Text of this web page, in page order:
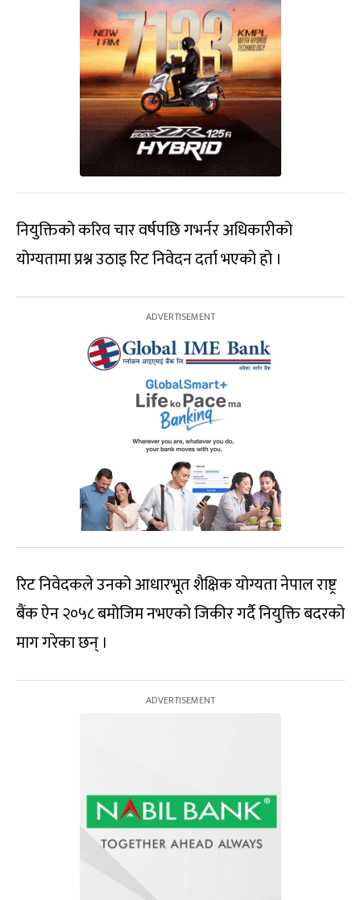
नियुक्तिको करिव चार वर्षपछि गभर्नर अधिकारीको
योग्यतामा प्रश्न उठाइ रिट निवेदन दर्ता भएको हो ।
रिट निवेदकले उनको आधारभूत शैक्षिक योग्यता नेपाल राष्ट्र
बैंक ऐन २०५८ बमोजिम नभएको जिकीर गर्दै नियुक्ति बदरको
माग गरेका छन् ।